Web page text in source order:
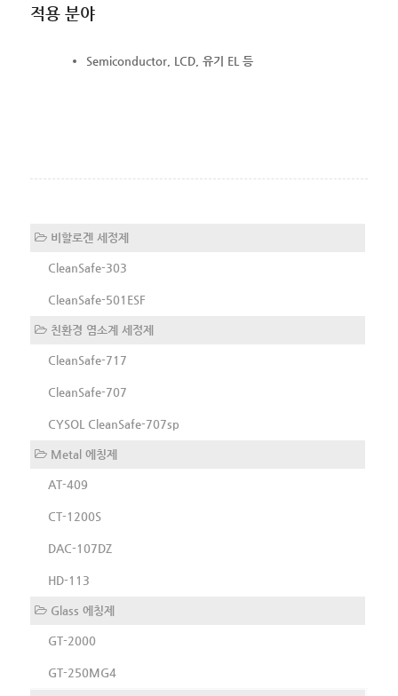
적용 분야
Semiconductor, LCD, 유기 EL 등
비할로겐 세정제
CleanSafe-303
CleanSafe-501ESF
친환경 염소계 세정제
CleanSafe-717
CleanSafe-707
CYSOL CleanSafe-707sp
Metal 에칭제
AT-409
CT-1200S
DAC-107DZ
HD-113
Glass 에칭제
GT-2000
GT-250MG4